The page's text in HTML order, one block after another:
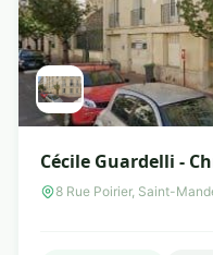
Cécile Guardelli -
et coaching
8 Rue Poirier, Saint-